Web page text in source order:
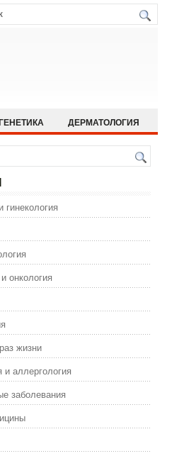
ДЕРМАТОЛОГИЯ
МЕДИЦИНЫ
гинекология
онкология
жизни
и аллергология
заболевания